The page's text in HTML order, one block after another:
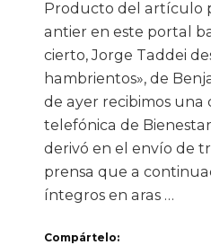
Producto del artículo
antier en este portal
cierto, Jorge Taddei
hambrientos», de
de ayer recibimos una
telefónica de
derivó en el envío de
prensa que a
íntegros en aras …
Compártelo: